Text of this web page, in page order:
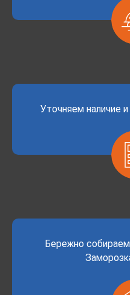
Уточняем наличие
Бережно